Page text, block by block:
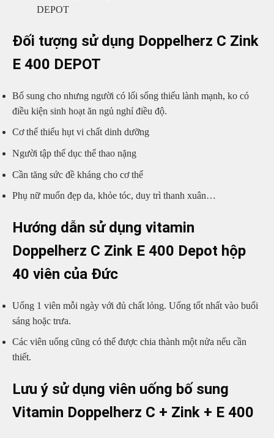
DEPOT
Đối tượng sử dụng Doppelherz C Zink
E 400 DEPOT
Bổ sung cho nhưng người có lối sống thiếu lành mạnh, ko có
điều kiện sinh hoạt ăn ngủ nghỉ điều độ.
Cơ thể thiếu hụt vi chất dinh dưỡng
Người tập thể dục thể thao nặng
Cần tăng sức đề kháng cho cơ thể
Phụ nữ muốn đẹp da, khỏe tóc, duy trì thanh xuân…
Hướng dẫn sử dụng vitamin
Doppelherz C Zink E 400 Depot hộp
40 viên của Đức
Uống 1 viên mỗi ngày với đủ chất lỏng. Uống tốt nhất vào buổi
sáng hoặc trưa.
Các viên uống cũng có thể được chia thành một nửa nếu cần
thiết.
Lưu ý sử dụng viên uống bố sung
Vitamin Doppelherz C + Zink + E 400